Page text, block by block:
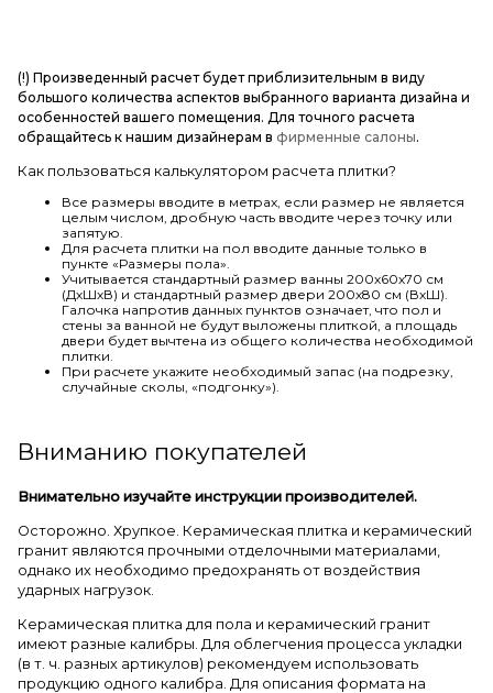
(!) Произведенный расчет будет приблизительным в виду
большого количества аспектов выбранного варианта дизайна и
особенностей вашего помещения. Для точного расчета
обращайтесь к нашим дизайнерам в фирменные салоны.
Как пользоваться калькулятором расчета плитки?
Все размеры вводите в метрах, если размер не является
целым числом, дробную часть вводите через точку или
запятую.
Для расчета плитки на пол вводите данные только в
пункте «Размеры пола».
Учитывается стандартный размер ванны 200х60х70 см
(ДхШхВ) и стандартный размер двери 200х80 см (ВхШ).
Галочка напротив данных пунктов означает, что пол и
стены за ванной не будут выложены плиткой, а площадь
двери будет вычтена из общего количества необходимой
плитки.
При расчете укажите необходимый запас (на подрезку,
случайные сколы, «подгонку»).
Вниманию покупателей
Внимательно изучайте инструкции производителей.
Осторожно. Хрупкое. Керамическая плитка и керамический
гранит являются прочными отделочными материалами,
однако их необходимо предохранять от воздействия
ударных нагрузок.
Керамическая плитка для пола и керамический гранит
имеют разные калибры. Для облегчения процесса укладки
(в т. ч. разных артикулов) рекомендуем использовать
продукцию одного калибра. Для описания формата на